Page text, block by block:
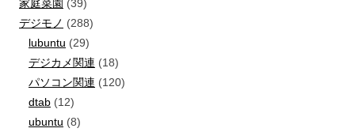
家庭菜園 (39)
デジモノ (288)
lubuntu (29)
デジカメ関連 (18)
パソコン関連 (120)
dtab (12)
ubuntu (8)